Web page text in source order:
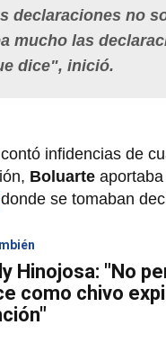
declaraciones no
mucho las
dice", inició.
infidencias de
Boluarte
donde se tomaban
Hinojosa: "No
como chivo